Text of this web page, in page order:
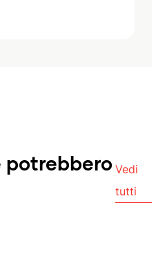
potrebbero Vedi
tutti